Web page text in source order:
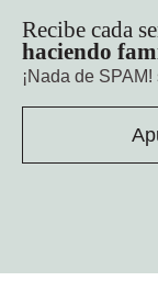
Recibe cada
haciendo
¡Nada de SPAM!